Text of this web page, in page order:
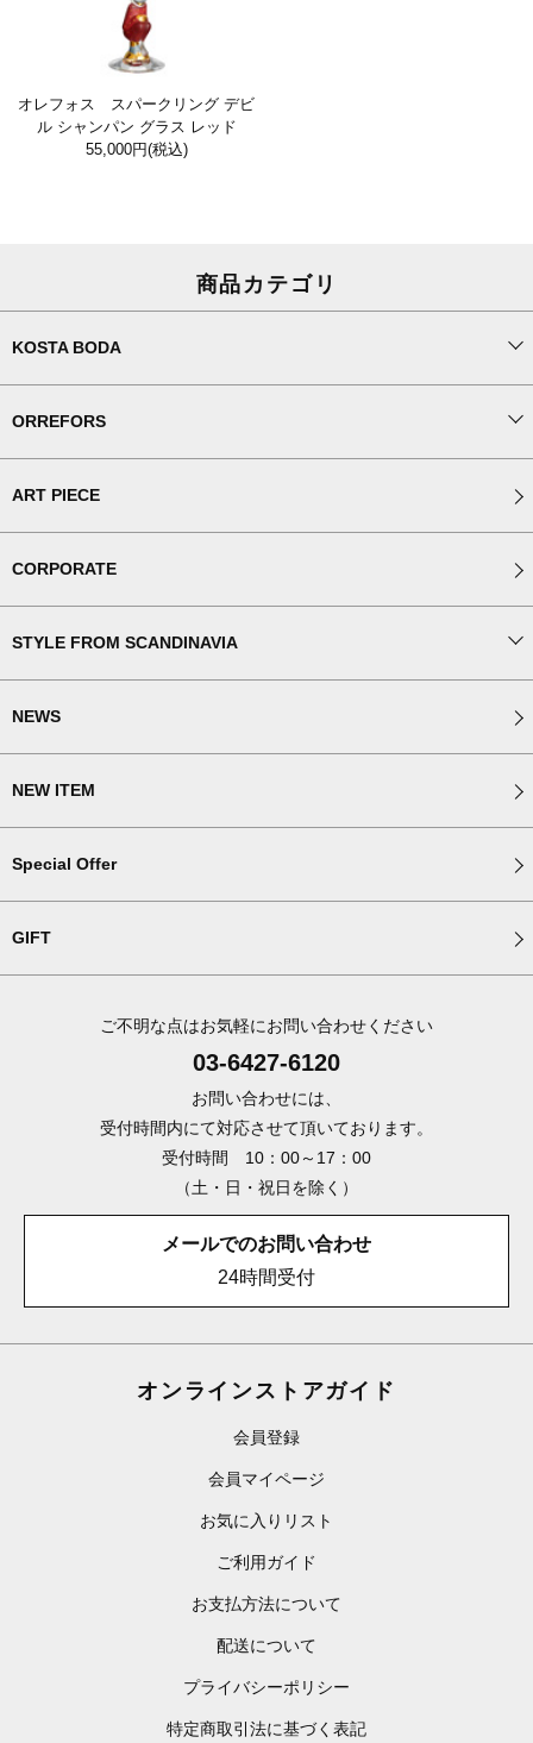
オレフォス スパークリング デビ
ル シャンパン グラス レッド
55,000円(税込)
商品カテゴリ
KOSTA BODA
ORREFORS
ART PIECE
CORPORATE
STYLE FROM SCANDINAVIA
NEWS
NEW ITEM
Special Offer
GIFT
ご不明な点はお気軽にお問い合わせください
03-6427-6120
お問い合わせには、
受付時間内にて対応させて頂いております。
受付時間 10：00～17：00
（土・日・祝日を除く）
メールでのお問い合わせ
24時間受付
オンラインストアガイド
会員登録
会員マイページ
お気に入りリスト
ご利用ガイド
お支払方法について
配送について
プライバシーポリシー
特定商取引法に基づく表記